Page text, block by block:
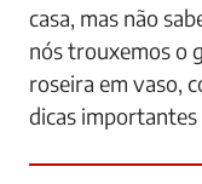
casa, mas não
nós trouxemos o
roseira em vaso,
dicas importantes